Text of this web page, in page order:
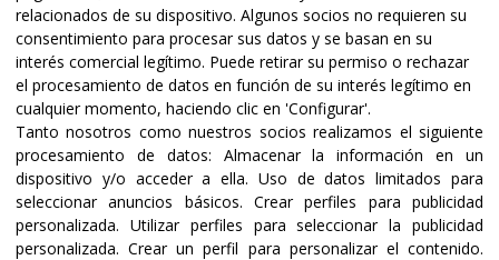
Certificaciones y acreditaciones
relacionados de su dispositivo. Algunos socios no requieren su
consentimiento para procesar sus datos y se basan en su
interés comercial legítimo. Puede retirar su permiso o rechazar
el procesamiento de datos en función de su interés legítimo en
cualquier momento, haciendo clic en 'Configurar'.
Tanto nosotros como nuestros socios realizamos el siguiente
procesamiento de datos: Almacenar la información en un
dispositivo y/o acceder a ella. Uso de datos limitados para
seleccionar anuncios básicos.Crear perfiles para publicidad
personalizada. Utilizar perfiles para seleccionar la publicidad
personalizada.Crear un perfil para personalizar el contenido.